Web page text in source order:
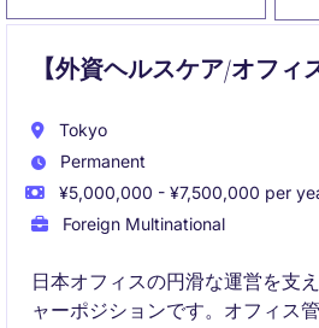
【外資ヘルスケア/オフィ
Tokyo
Permanent
¥5,000,000 - ¥7,500,000 per
Foreign Multinational
日本オフィスの円滑な運営を支
ャーポジションです。オフィス